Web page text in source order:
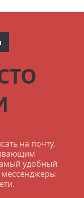
на почту,
удобный
мессенджеры